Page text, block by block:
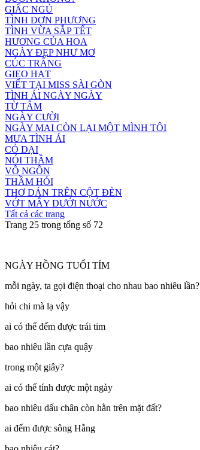
GIẤC NGỦ
TÌNH ĐƠN PHƯƠNG
TÌNH VỪA SẮP TẾT
HƯƠNG CỦA HOA
NGÀY ĐẸP NHƯ MƠ
CÚC TRẮNG
GIEO HẠT
VIẾT TẠI MISS SÀI GÒN
TÌNH ÁI NGÀY NGÀY
TỪ TÂM
NGÀY CƯỜI
NGÀY MAI CÒN LẠI MỘT MÌNH TÔI
MƯA TÌNH ÁI
CỎ DẠI
NÓI THẦM
VÔ NGÔN
THẦM HỎI
THƠ DÁN TRÊN CỘT ĐÈN
VỚT MÂY DƯỚI NƯỚC
Tất cả các trang
Trang 25 trong tổng số 72
NGÀY HỒNG TUỔI TÍM
mỗi ngày, ta gọi điện thoại cho nhau bao nhiêu lần?
hỏi chi mà lạ vậy
ai có thể đếm được trái tim
bao nhiêu lần cựa quậy
trong một giây?
ai có thể tính được một ngày
bao nhiêu dấu chân còn hằn trên mặt đất?
ai đếm được sông Hằng